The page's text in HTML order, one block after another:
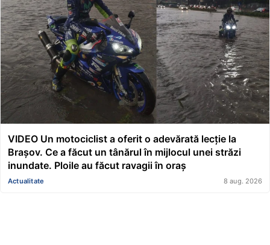
VIDEO Un motociclist a oferit o adevărată lecție la
Brașov. Ce a făcut un tânărul în mijlocul unei străzi
inundate. Ploile au făcut ravagii în oraș
Actualitate 8 aug. 2026